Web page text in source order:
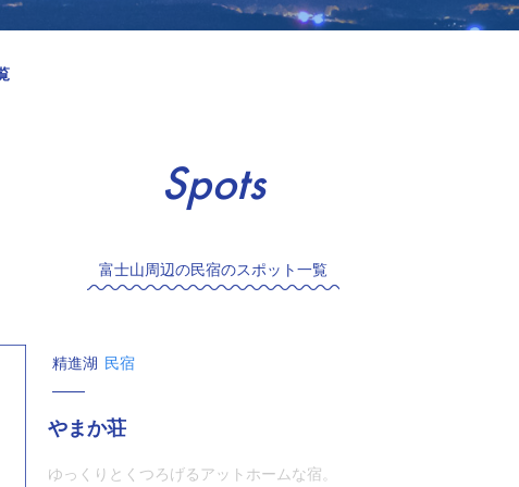
Spots
富士山周辺の民宿のスポット一覧
精進湖 民宿
やまか荘
ゆっくりとくつろげるアットホームな宿。